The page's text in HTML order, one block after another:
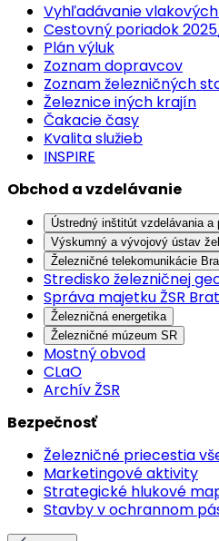
Vyhľadávanie
Cestovný poriadok
Plán výluk
Zoznam dopravcov
Zoznam železničných
Železnice iných krajín
Čakacie časy
Kvalita služieb
INSPIRE
Obchod a vzdelávanie
Ústredný inštitút vzdelávania a
Výskumný a vývojový ústav
Železničné telekomunikácie
Stredisko železničnej
Správa majetku ŽSR
Železničná energetika
Železničné múzeum SR
Mostný obvod
CLaO
Archív ŽSR
Bezpečnosť
Železničné priecestia
Marketingové aktivity
Strategické hlukové
Stavby v ochrannom